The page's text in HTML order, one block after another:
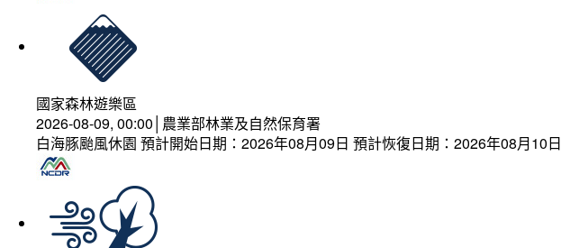
國家森林遊樂區
2026-08-09, 00:00│農業部林業及自然保育署
白海豚颱風休園 預計開始日期：2026年08月09日 預計恢復日期：2026年08月10日